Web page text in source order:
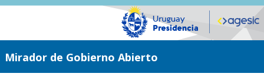
Saltar
Mirador de Gobierno Abierto